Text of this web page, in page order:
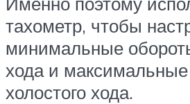
тахометр, чтобы
минимальные
хода и
холостого хода.